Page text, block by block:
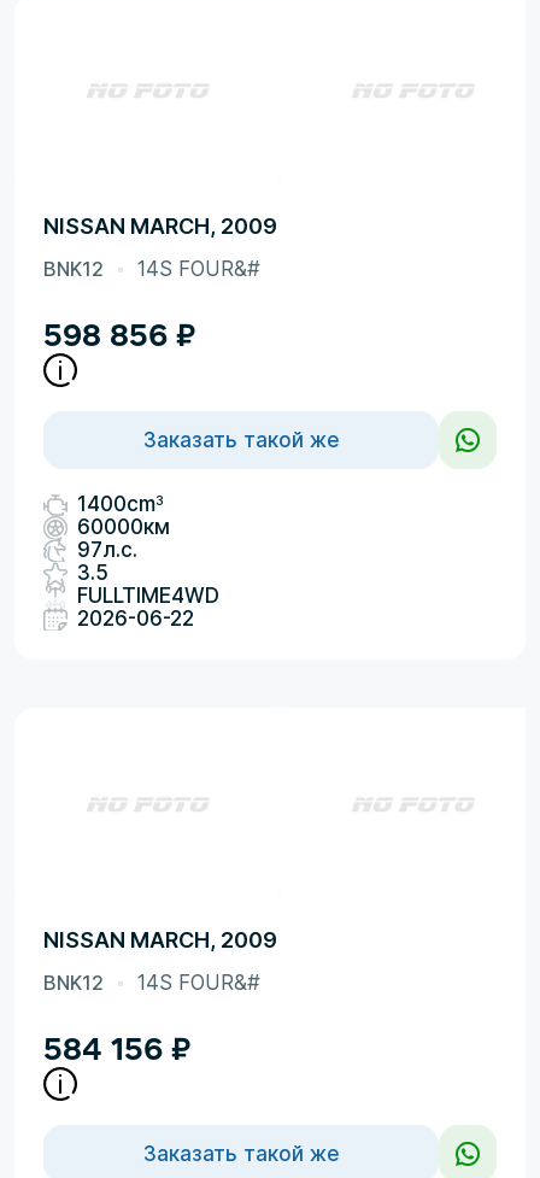
NISSAN MARCH, 2009
BNK12 14S FOUR&#
598 856 ₽
Заказать такой же
1400cm3
60000км
97л.с.
3.5
FULLTIME4WD
2026-06-22
NISSAN MARCH, 2009
BNK12 14S FOUR&#
584 156 ₽
Заказать такой же